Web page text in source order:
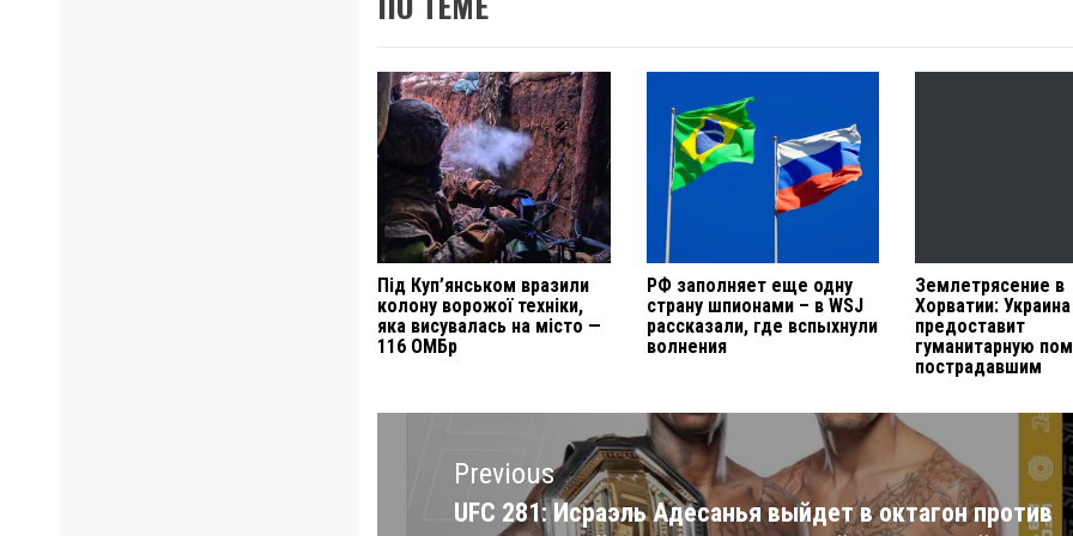
Під Куп’янськом вразили
колону ворожої техніки,
яка висувалась на місто —
116 ОМБр
РФ заполняет еще одну
страну шпионами – в WSJ
рассказали, где вспыхнули
волнения
Землетрясение в
Хорватии: Украина
предоставит
гуманитарную
пострадавшим
Навигация
записямPrevious
Previous
UFC 281: Исраэль Адесанья выйдет в октагон против